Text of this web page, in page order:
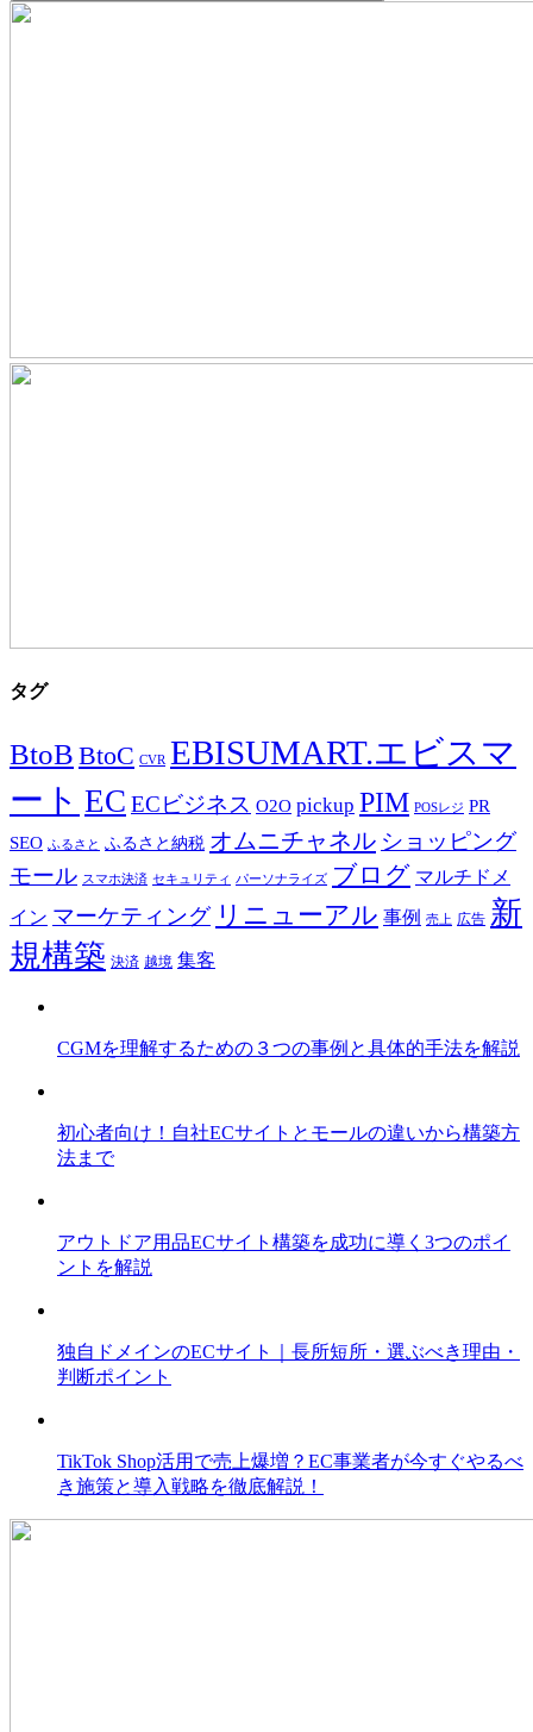
タグ
BtoB BtoC CVR EBISUMART.エビスマ
ート EC ECビジネス O2O pickup PIM POSレジ PR
SEO ふるさと ふるさと納税 オムニチャネル ショッピング
モール スマホ決済 セキュリティ パーソナライズ ブログ マルチドメ
イン マーケティング リニューアル 事例 売上 広告 新
規構築 決済 越境 集客
CGMを理解するための３つの事例と具体的手法を解説
初心者向け！自社ECサイトとモールの違いから構築方
法まで
アウトドア用品ECサイト構築を成功に導く3つのポイ
ントを解説
独自ドメインのECサイト｜長所短所・選ぶべき理由・
判断ポイント
TikTok Shop活用で売上爆増？EC事業者が今すぐやるべ
き施策と導入戦略を徹底解説！